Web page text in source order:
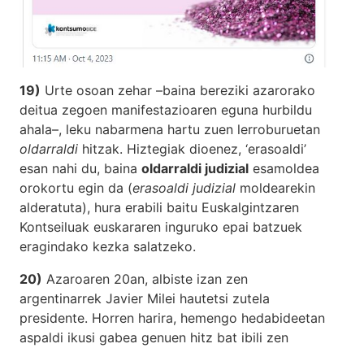
19) Urte osoan zehar –baina bereziki azarorako
deitua zegoen manifestazioaren eguna hurbildu
ahala–, leku nabarmena hartu zuen lerroburuetan
oldarraldi hitzak. Hiztegiak dioenez, ‘erasoaldi’
esan nahi du, baina oldarraldi judizial esamoldea
orokortu egin da (erasoaldi judizial moldearekin
alderatuta), hura erabili baitu Euskalgintzaren
Kontseiluak euskararen inguruko epai batzuek
eragindako kezka salatzeko.
20) Azaroaren 20an, albiste izan zen
argentinarrek Javier Milei hautetsi zutela
presidente. Horren harira, hemengo hedabideetan
aspaldi ikusi gabea genuen hitz bat ibili zen